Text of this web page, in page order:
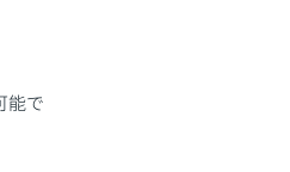
能で